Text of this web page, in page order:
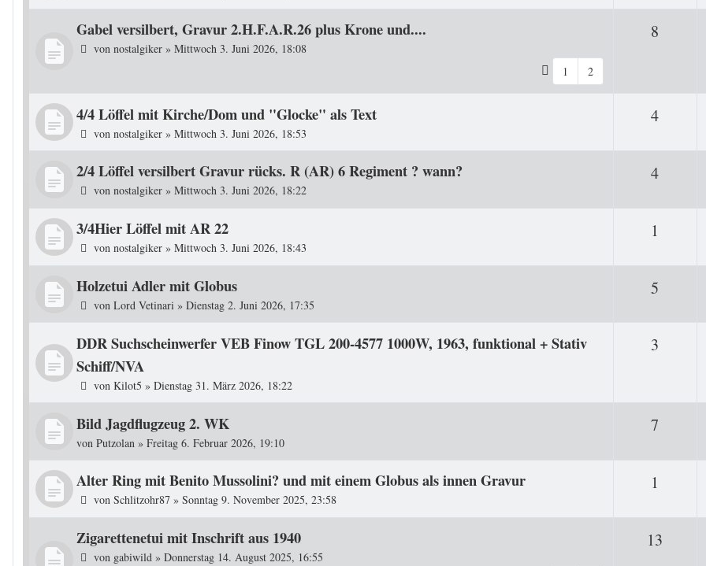
Gabel versilbert, Gravur 2.H.F.A.R.26 plus Krone und....
von nostalgiker » Mittwoch 3. Juni 2026, 18:08
1
2
8
4/4 Löffel mit Kirche/Dom und "Glocke" als Text
von nostalgiker » Mittwoch 3. Juni 2026, 18:53
4
2/4 Löffel versilbert Gravur rücks. R (AR) 6 Regiment ? wann?
von nostalgiker » Mittwoch 3. Juni 2026, 18:22
4
3/4Hier Löffel mit AR 22
von nostalgiker » Mittwoch 3. Juni 2026, 18:43
1
Holzetui Adler mit Globus
von Lord Vetinari » Dienstag 2. Juni 2026, 17:35
5
DDR Suchscheinwerfer VEB Finow TGL 200-4577 1000W, 1963, funktional + Stativ
Schiff/NVA
von Kilot5 » Dienstag 31. März 2026, 18:22
3
Bild Jagdflugzeug 2. WK
von Putzolan » Freitag 6. Februar 2026, 19:10
7
Alter Ring mit Benito Mussolini? und mit einem Globus als innen Gravur
von Schlitzohr87 » Sonntag 9. November 2025, 23:58
1
Zigarettenetui mit Inschrift aus 1940
von gabiwild » Donnerstag 14. August 2025, 16:55
13